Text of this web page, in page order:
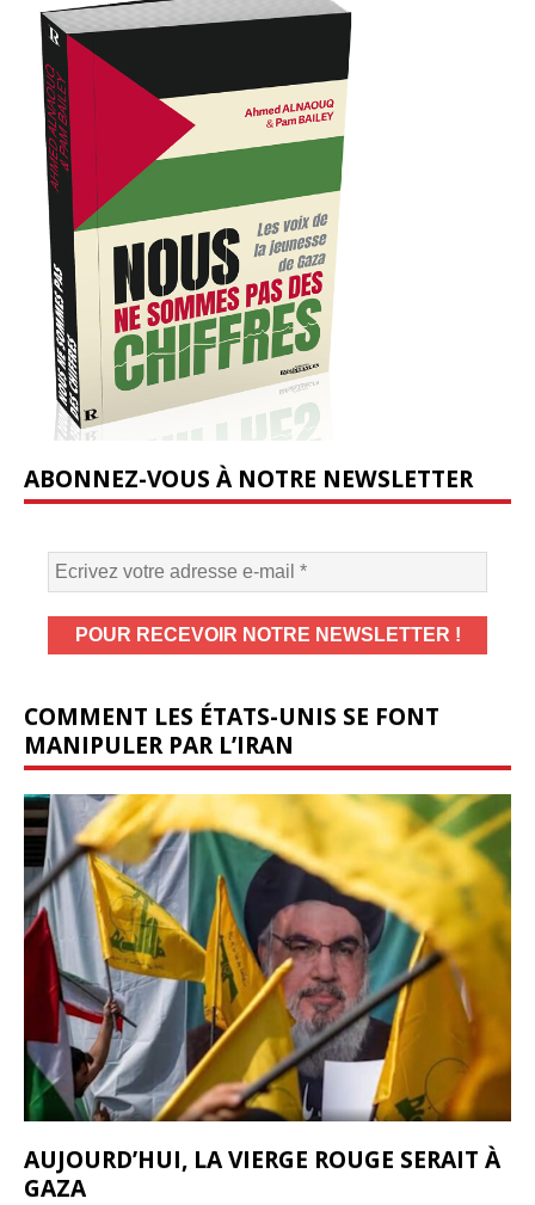
ABONNEZ-VOUS À NOTRE NEWSLETTER
COMMENT LES ÉTATS-UNIS SE FONT
MANIPULER PAR L’IRAN
AUJOURD’HUI, LA VIERGE ROUGE SERAIT À
GAZA